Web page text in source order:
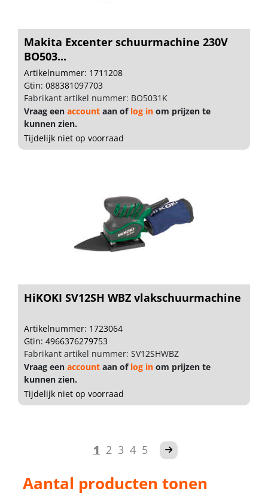
Makita Excenter schuurmachine 230V
BO503...
Artikelnummer: 1711208
Gtin: 088381097703
Fabrikant artikel nummer: BO5031K
Vraag een account aan of log in om prijzen te
kunnen zien.
Tijdelijk niet op voorraad
HiKOKI SV12SH WBZ vlakschuurmachine
Artikelnummer: 1723064
Gtin: 4966376279753
Fabrikant artikel nummer: SV12SHWBZ
Vraag een account aan of log in om prijzen te
kunnen zien.
Tijdelijk niet op voorraad
1 2 3 4 5
Aantal producten tonen